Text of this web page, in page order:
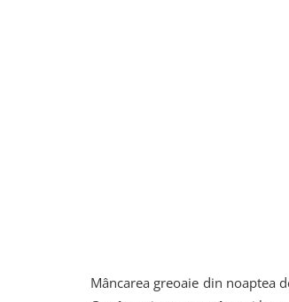
Mâncarea greoaie din noaptea